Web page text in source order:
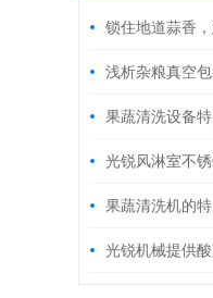
锁住地道蒜香
巴氏杀菌机赋能
浅析杂粮真空
果蔬清洗设备
光锐风淋室不
果蔬清洗机的
光锐机械提供